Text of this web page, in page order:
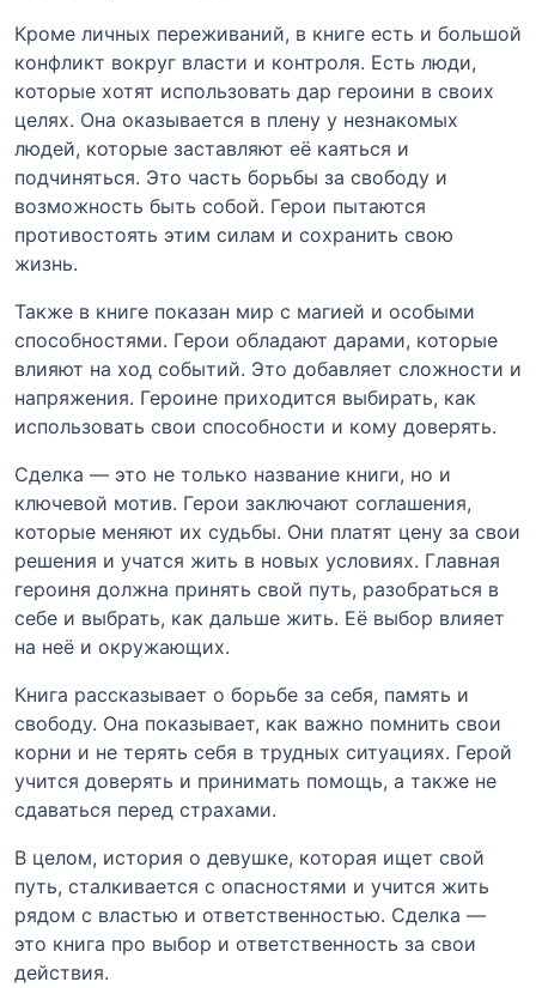
Кроме личных переживаний, в книге есть и большой
конфликт вокруг власти и контроля. Есть люди,
которые хотят использовать дар героини в своих
целях. Она оказывается в плену у незнакомых
людей, которые заставляют её каяться и
подчиняться. Это часть борьбы за свободу и
возможность быть собой. Герои пытаются
противостоять этим силам и сохранить свою
жизнь.
Также в книге показан мир с магией и особыми
способностями. Герои обладают дарами, которые
влияют на ход событий. Это добавляет сложности и
напряжения. Героине приходится выбирать, как
использовать свои способности и кому доверять.
Сделка — это не только название книги, но и
ключевой мотив. Герои заключают соглашения,
которые меняют их судьбы. Они платят цену за свои
решения и учатся жить в новых условиях. Главная
героиня должна принять свой путь, разобраться в
себе и выбрать, как дальше жить. Её выбор влияет
на неё и окружающих.
Книга рассказывает о борьбе за себя, память и
свободу. Она показывает, как важно помнить свои
корни и не терять себя в трудных ситуациях. Герой
учится доверять и принимать помощь, а также не
сдаваться перед страхами.
В целом, история о девушке, которая ищет свой
путь, сталкивается с опасностями и учится жить
рядом с властью и ответственностью. Сделка —
это книга про выбор и ответственность за свои
действия.